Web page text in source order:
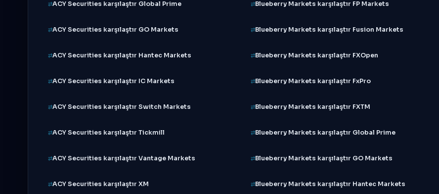
ACY Securities karşılaştır Global Prime
ACY Securities karşılaştır GO Markets
ACY Securities karşılaştır Hantec Markets
ACY Securities karşılaştır IC Markets
ACY Securities karşılaştır Switch Markets
ACY Securities karşılaştır Tickmill
ACY Securities karşılaştır Vantage Markets
ACY Securities karşılaştır XM
Blueberry Markets karşılaştır FP Markets
Blueberry Markets karşılaştır Fusion Markets
Blueberry Markets karşılaştır FXOpen
Blueberry Markets karşılaştır FxPro
Blueberry Markets karşılaştır FXTM
Blueberry Markets karşılaştır Global Prime
Blueberry Markets karşılaştır GO Markets
Blueberry Markets karşılaştır Hantec Markets